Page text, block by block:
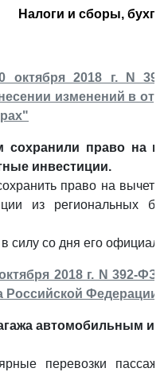
Налоги и сборы,
октября 2018 г. N
изменений в
сохранили право
инвестиции.
право на
из региональных
силу со дня его
2018 г. N 392-
Российской Федерации"
автомобильным
перевозки